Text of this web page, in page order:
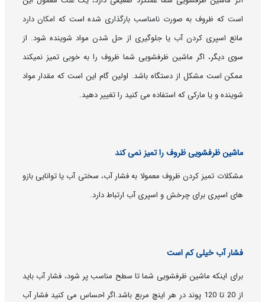
است که ظروف به صورت نامناسب بارگذاری شده است که امکان دارد
مانع اسپری کردن آب یا جلوگیری از حل شدن مواد شوینده شود. از
سوی دیگر، اگر ماشین ظرفشویی شما ظروف را به خوبی تمیز نمیکند
ممکن است مشکل از دستگاه باشد. اولین گام این است که مقدار مواد
شوینده و یا مارکی که استفاده می کنید را تغییر دهید.
ماشین ظرفشویی ظروف را تمیز نمی کند
مشکلات تمیز کردن ظروف معمولا به فشار آب، سختی آب یا توانایی بازو
های اسپری برای چرخش و اسپری آب ارتباط دارد.
فشار آب خیلی کم است
برای اینکه ماشین ظرفشویی شما تا سطح مناسب پر شود، فشار آب باید
از 20 تا 120 پوند در هر اینچ مربع باشد.اگر احساس می کنید فشار آب